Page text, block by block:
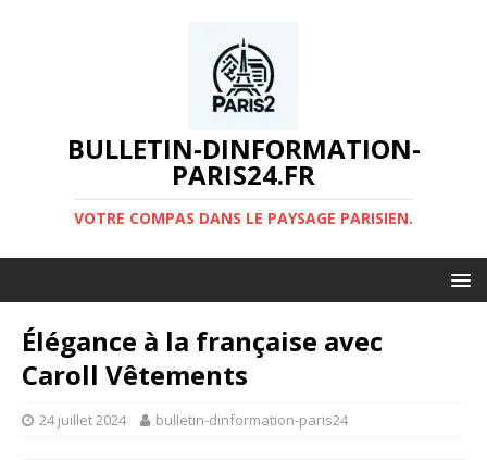
BULLETIN-DINFORMATION-
PARIS24.FR
VOTRE COMPAS DANS LE PAYSAGE PARISIEN.
Élégance à la française avec
Caroll Vêtements
24 juillet 2024 bulletin-dinformation-paris24